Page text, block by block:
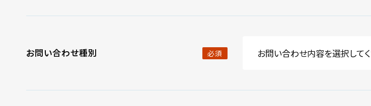
お問い合わせ種別 必須